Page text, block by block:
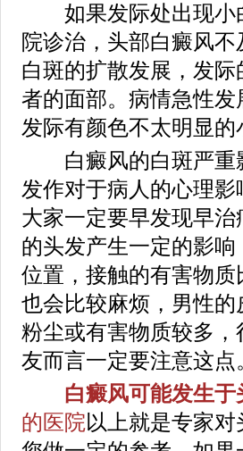
如果发际处出现小
院诊治，头部白癜风
白斑的扩散发展，发
者的面部。病情急性
发际有颜色不太明显
白癜风的白斑严重
发作对于病人的心理
大家一定要早发现早
的头发产生一定的影
位置，接触的有害物
也会比较麻烦，男性
粉尘或有害物质较多
友而言一定要注意这
白癜风可能发生于
的医院以上就是专家